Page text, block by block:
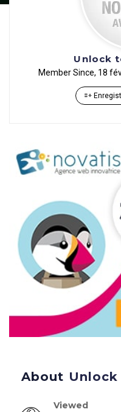
Unlock
Member Since, 18
About
Viewed